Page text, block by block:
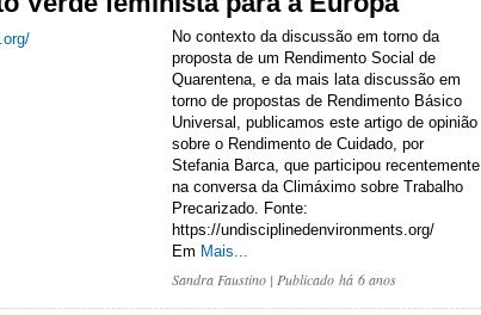
No contexto da discussão em torno da
proposta de um Rendimento Social de
Quarentena, e da mais lata discussão em
torno de propostas de Rendimento Básico
Universal, publicamos este artigo de opinião
sobre o Rendimento de Cuidado, por
Stefania Barca, que participou recentemente
na conversa da Climáximo sobre Trabalho
Precarizado. Fonte:
https://undisciplinedenvironments.org/
Em Mais...
Sandra Faustino | Publicado há 6 anos